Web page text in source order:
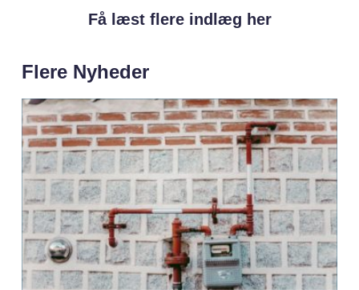
Få læst flere indlæg her
Flere Nyheder